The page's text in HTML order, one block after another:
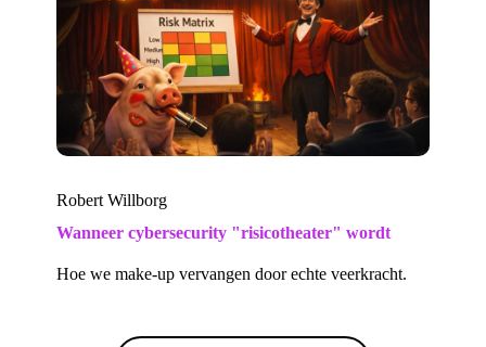
Robert Willborg
Wanneer cybersecurity "risicotheater" wordt
Hoe we make-up vervangen door echte veerkracht.